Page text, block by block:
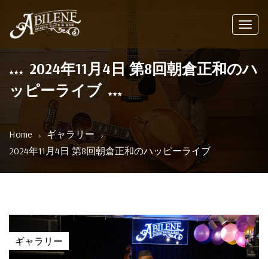
2024年11月4日 第8回朝倉正和のハ
ッピーライブ
Home
ギャラリー
2024年11月4日 第8回朝倉正和のハッピーライブ
ギャラリー